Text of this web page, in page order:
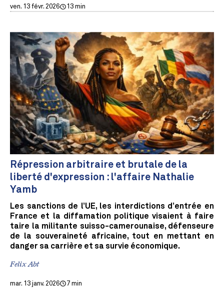
ven. 13 févr. 2026 13 min
Répression arbitraire et brutale de la
liberté d'expression : l'affaire Nathalie
Yamb
Les sanctions de l’UE, les interdictions d’entrée en
France et la diffamation politique visaient à faire
taire la militante suisso-camerounaise, défenseure
de la souveraineté africaine, tout en mettant en
danger sa carrière et sa survie économique.
Felix Abt
mar. 13 janv. 2026 7 min